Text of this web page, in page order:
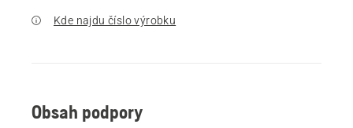
Kde najdu číslo výrobku
Obsah podpory